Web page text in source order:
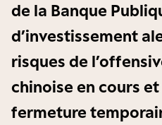
de la Banque
d’investissement
risques de
chinoise en cours
fermeture